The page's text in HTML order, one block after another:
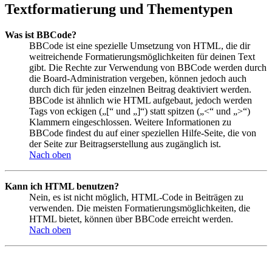
Textformatierung und Thementypen
Was ist BBCode?
BBCode ist eine spezielle Umsetzung von HTML, die dir
weitreichende Formatierungsmöglichkeiten für deinen Text
gibt. Die Rechte zur Verwendung von BBCode werden durch
die Board-Administration vergeben, können jedoch auch
durch dich für jeden einzelnen Beitrag deaktiviert werden.
BBCode ist ähnlich wie HTML aufgebaut, jedoch werden
Tags von eckigen („[“ und „]“) statt spitzen („<“ und „>“)
Klammern eingeschlossen. Weitere Informationen zu
BBCode findest du auf einer speziellen Hilfe-Seite, die von
der Seite zur Beitragserstellung aus zugänglich ist.
Nach oben
Kann ich HTML benutzen?
Nein, es ist nicht möglich, HTML-Code in Beiträgen zu
verwenden. Die meisten Formatierungsmöglichkeiten, die
HTML bietet, können über BBCode erreicht werden.
Nach oben